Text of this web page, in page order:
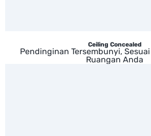
Ceiling Concealed
Pendinginan Tersembunyi,
Ruangan Anda